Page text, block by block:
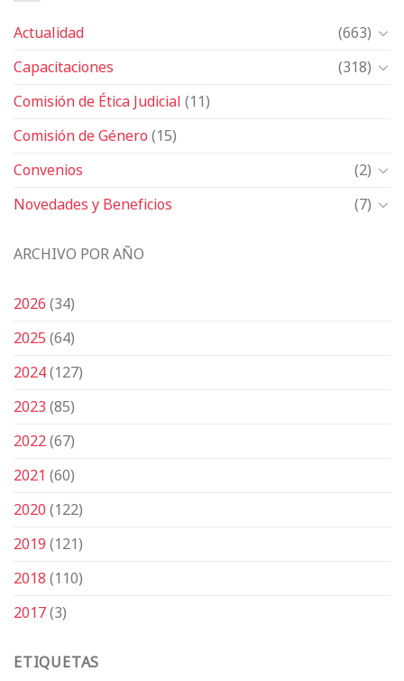
Actualidad
(663)
Capacitaciones
(318)
Comisión de Ética Judicial(11)
Comisión de Género(15)
Convenios
(2)
Novedades y Beneficios
(7)
ARCHIVO POR AÑO
2026(34)
2025(64)
2024(127)
2023(85)
2022(67)
2021 (60)
2020(122)
2019(121)
2018(110)
2017(3)
ETIQUETAS